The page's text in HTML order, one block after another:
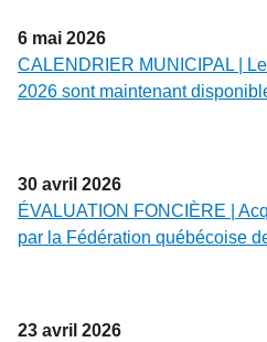
6 mai 2026
CALENDRIER MUNICIPAL |
2026 sont maintenant
30 avril 2026
ÉVALUATION FONCIÈRE |
par la Fédération québécoise
23 avril 2026